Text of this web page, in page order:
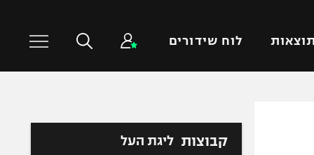
תוצאות לוח שידורים
טניס
קבוצות ליגת העל